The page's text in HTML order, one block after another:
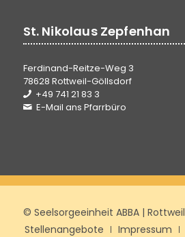
St. Nikolaus Zepfenhan
Ferdinand-Reitze-Weg 3
78628 Rottweil-Göllsdorf
+49 741 21 83 3
E-Mail ans Pfarrbüro
© Seelsorgeeinheit ABBA | Rottweil
Stellenangebote
Impressum